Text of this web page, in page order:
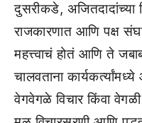
दुसरीकडे, अजितदादांच्या
राजकारणात आणि पक्ष
महत्त्वाचं होतं आणि ते
चालवताना
वेगवेगळे विचार किंवा